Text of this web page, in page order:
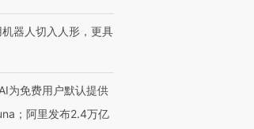
称为“蟑螂”的印
下台
视线｜“入侵”还是“人道危
飞地休达
器人切入人形，更具
为免费用户默认提供
；阿里发布2.4万亿